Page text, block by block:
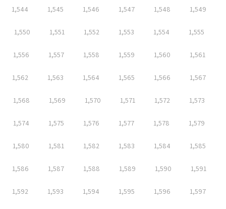
1,544 1,545 1,546 1,547 1,548 1,549
1,550 1,551 1,552 1,553 1,554 1,555
1,556 1,557 1,558 1,559 1,560 1,561
1,562 1,563 1,564 1,565 1,566 1,567
1,568 1,569 1,570 1,571 1,572 1,573
1,574 1,575 1,576 1,577 1,578 1,579
1,580 1,581 1,582 1,583 1,584 1,585
1,586 1,587 1,588 1,589 1,590 1,591
1,592 1,593 1,594 1,595 1,596 1,597